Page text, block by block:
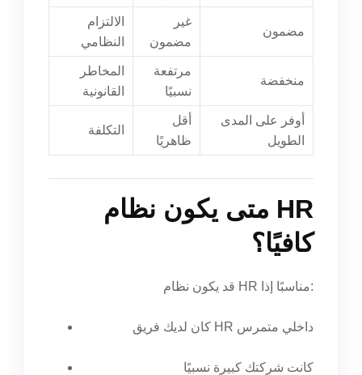
الالتزام
النظامي
غير
مضمون
مضمون
المخاطر
القانونية
مرتفعة
نسبيًا
منخفضة
التكلفة
أقل
ظاهريًا
أوفر على المدى
الطويل
متى يكون نظام HR
كافيًا؟
قد يكون نظام HR مناسبًا إذا:
كان لديك فريق HR داخلي متمرس
كانت شركتك كبيرة نسبيًا